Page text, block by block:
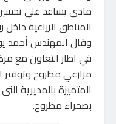
مادى يساعد على
المناطق الزراعية
وقال المهندس أحمد
في اطار التعاون مع
مزارعي مطروح وتوفير
المتميزة بالمديرية
بصحراء مطروح.